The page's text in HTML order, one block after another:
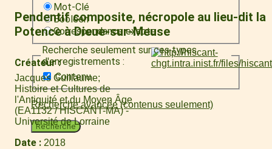
Mot-Clé
Booléen
Correspondance exacte
Recherche seulement sur ces types
d'enregistrements :
Contenu
Recherche avancée (contenus seulement)
Recherche
Pendentif composite, nécropole au lieu-dit la
Potence à Dieue-sur-Meuse
Créateur
Jacques Guillaume
Histoire et Cultures de
l'Antiquité et du Moyen Âge
(EA1132 / HISCANT-MA) -
Université de Lorraine
Date 2018